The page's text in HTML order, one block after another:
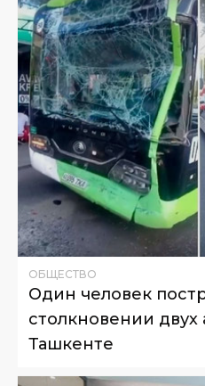
ОБЩЕСТВО
Один человек
столкновении двух
Ташкенте